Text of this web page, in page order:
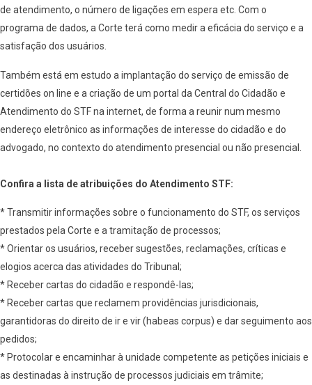
de atendimento, o número de ligações em espera etc. Com o
programa de dados, a Corte terá como medir a eficácia do serviço e a
satisfação dos usuários.
Também está em estudo a implantação do serviço de emissão de
certidões on line e a criação de um portal da Central do Cidadão e
Atendimento do STF na internet, de forma a reunir num mesmo
endereço eletrônico as informações de interesse do cidadão e do
advogado, no contexto do atendimento presencial ou não presencial.
Confira a lista de atribuições do Atendimento STF:
* Transmitir informações sobre o funcionamento do STF, os serviços
prestados pela Corte e a tramitação de processos;
* Orientar os usuários, receber sugestões, reclamações, críticas e
elogios acerca das atividades do Tribunal;
* Receber cartas do cidadão e respondê-las;
* Receber cartas que reclamem providências jurisdicionais,
garantidoras do direito de ir e vir (habeas corpus) e dar seguimento aos
pedidos;
* Protocolar e encaminhar à unidade competente as petições iniciais e
as destinadas à instrução de processos judiciais em trâmite;